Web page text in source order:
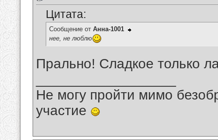
Цитата:
Сообщение от Анна-1001
нее, не люблю
Прально! Сладкое только
Не могу пройти мимо
участие